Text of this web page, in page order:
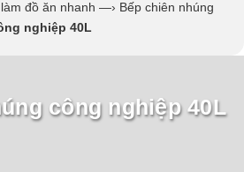
đồ ăn nhanh —› Bếp chiên nhúng
nghiệp 40L
công nghiệp 40L